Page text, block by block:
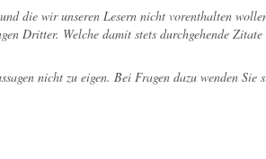
die wir unseren Lesern nicht vorenthalten
Dritter. Welche damit stets durchgehende
nicht zu eigen. Bei Fragen dazu wenden Sie